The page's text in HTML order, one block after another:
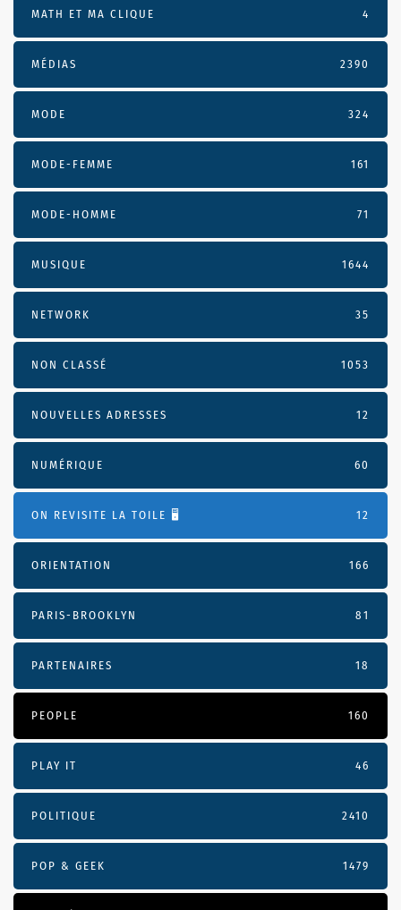
MATH ET MA CLIQUE 4
MÉDIAS 2390
MODE 324
MODE-FEMME 161
MODE-HOMME 71
MUSIQUE 1644
NETWORK 35
NON CLASSÉ 1053
NOUVELLES ADRESSES 12
NUMÉRIQUE 60
ON REVISITE LA TOILE 🖥️ 12
ORIENTATION 166
PARIS-BROOKLYN 81
PARTENAIRES 18
PEOPLE 160
PLAY IT 46
POLITIQUE 2410
POP & GEEK 1479